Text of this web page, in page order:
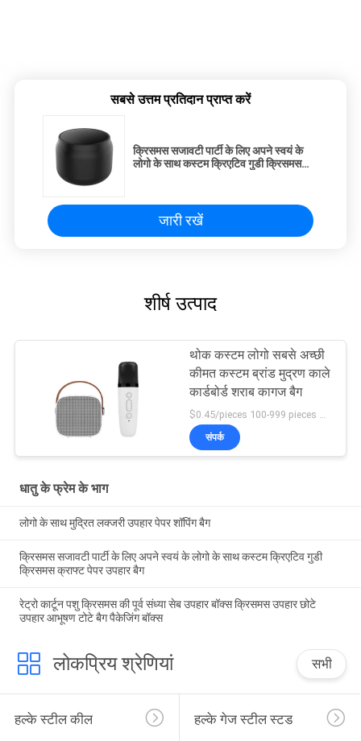
सबसे उत्तम प्रतिदान प्राप्त करें
क्रिसमस सजावटी पार्टी के लिए अपने स्वयं के
लोगो के साथ कस्टम क्रिएटिव गुडी क्रिसमस
जारी रखें
शीर्ष उत्पाद
थोक कस्टम लोगो सबसे अच्छी
कीमत कस्टम ब्रांड मुद्रण काले
कार्डबोर्ड शराब कागज बैग
$0.45/pieces 100-999 pieces MOQ:100 नग
संपर्क
धातु के फ्रेम के भाग
लोगो के साथ मुद्रित लक्जरी उपहार पेपर शॉपिंग बैग
क्रिसमस सजावटी पार्टी के लिए अपने स्वयं के लोगो के साथ कस्टम क्रिएटिव गुडी
क्रिसमस क्राफ्ट पेपर उपहार बैग
रेट्रो कार्टून पशु क्रिसमस की पूर्व संध्या सेब उपहार बॉक्स क्रिसमस उपहार छोटे
उपहार आभूषण टोटे बैग पैकेजिंग बॉक्स
लोकप्रिय श्रेणियां सभी
हल्के स्टील कील हल्के गेज स्टील स्टड